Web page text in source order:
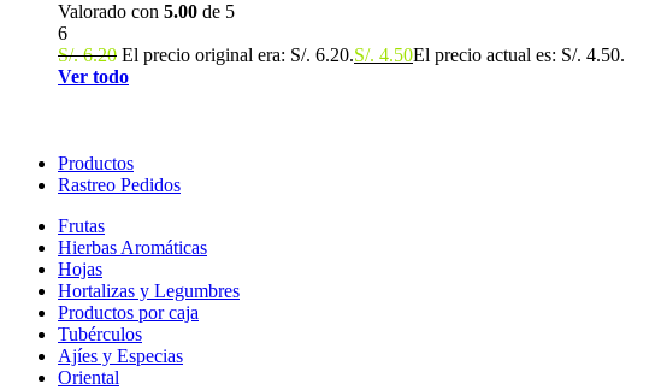
Valorado con 5.00 de 5
6
S/.6.20 El precio original era: S/. 6.20.S/. 4.50El precio actual es: S/. 4.50.
Ver todo
Productos
Rastreo Pedidos
Frutas
Hierbas Aromáticas
Hojas
Hortalizas y Legumbres
Productos por caja
Tubérculos
Ajíes y Especias
Oriental